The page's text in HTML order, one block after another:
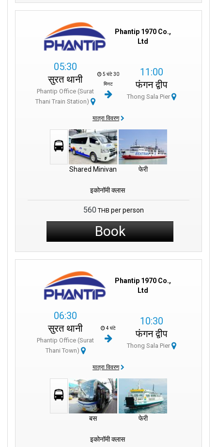
Phantip 1970 Co.,
Ltd
05:30
सुरत थानी
Phantip Office (Surat
Thani Train Station)
5 घंटे 30
मिनट
11:00
फंगन द्वीप
Thong Sala Pier
यात्रा विवरण
Shared Minivan फेरी
इकोनॉमी क्लास
560 THB per person
Book
Phantip 1970 Co.,
Ltd
06:30
सुरत थानी
Phantip Office (Surat
Thani Town)
4 घंटे
10:30
फंगन द्वीप
Thong Sala Pier
यात्रा विवरण
बस फेरी
इकोनॉमी क्लास